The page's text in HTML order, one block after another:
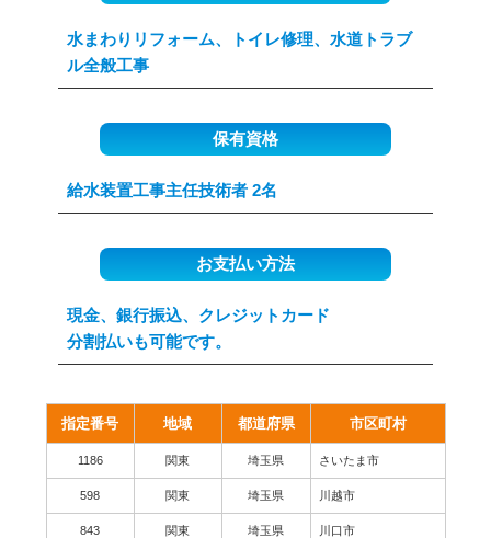
水まわりリフォーム、トイレ修理、水道トラブ
ル全般工事
保有資格
給水装置工事主任技術者 2名
お支払い方法
現金、銀行振込、クレジットカード
分割払いも可能です。
指定番号 地域 都道府県 市区町村
1186 関東 埼玉県 さいたま市
598 関東 埼玉県 川越市
843 関東 埼玉県 川口市